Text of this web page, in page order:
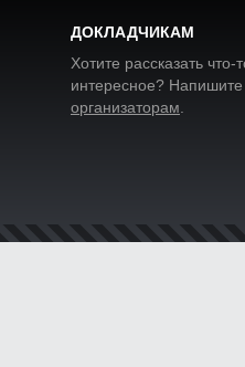
ДОКЛАДЧИКАМ
Хотите рассказать что-
интересное?
организаторам